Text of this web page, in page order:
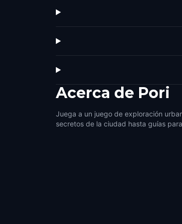
Acerca de Pori
Juega a un juego de exploración
secretos de la ciudad hasta guías